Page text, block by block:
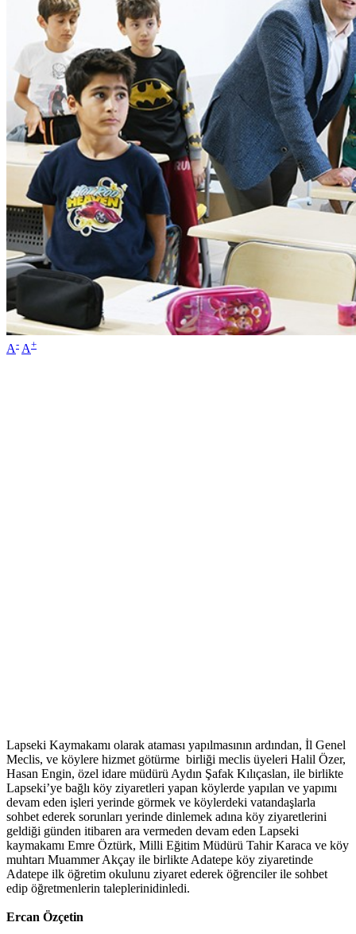
A- A+
Lapseki Kaymakamı olarak ataması yapılmasının ardından, İl Genel
Meclis, ve köylere hizmet götürme birliği meclis üyeleri Halil Özer,
Hasan Engin, özel idare müdürü Aydın Şafak Kılıçaslan, ile birlikte
Lapseki’ye bağlı köy ziyaretleri yapan köylerde yapılan ve yapımı
devam eden işleri yerinde görmek ve köylerdeki vatandaşlarla
sohbet ederek sorunları yerinde dinlemek adına köy ziyaretlerini
geldiği günden itibaren ara vermeden devam eden Lapseki
kaymakamı Emre Öztürk, Milli Eğitim Müdürü Tahir Karaca ve köy
muhtarı Muammer Akçay ile birlikte Adatepe köy ziyaretinde
Adatepe ilk öğretim okulunu ziyaret ederek öğrenciler ile sohbet
edip öğretmenlerin taleplerinidinledi.
Ercan Özçetin